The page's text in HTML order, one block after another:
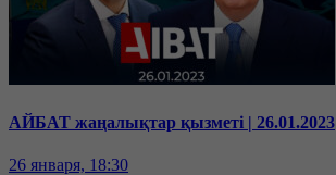
АЙБАТ жаңалықтар қызметі | 26.01.2023
26 января, 18:30